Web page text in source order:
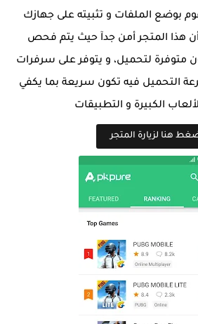
بوضع الملفات و تثبيته على جهازك
هذا المتجر أمن جدآ حيث يتم فحص
متوفرة لتحميل، و يتوفر على سرفرات
التحميل فيه تكون سريعة بما يكفي
الكبيرة و التطبيقات
هنا لزيارة المتجر